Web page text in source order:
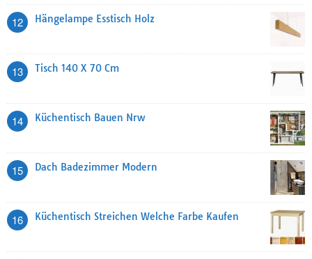
12 Hängelampe Esstisch Holz
13 Tisch 140 X 70 Cm
14 Küchentisch Bauen Nrw
15 Dach Badezimmer Modern
16 Küchentisch Streichen Welche Farbe Kaufen